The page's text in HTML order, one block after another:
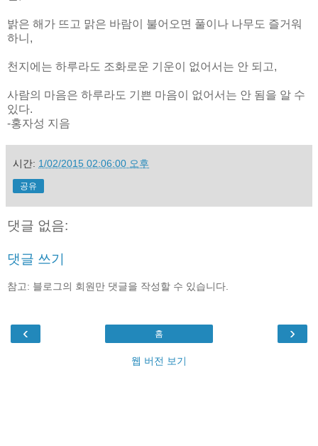
밝은 해가 뜨고 맑은 바람이 불어오면 풀이나 나무도 즐거워
하니,
천지에는 하루라도 조화로운 기운이 없어서는 안 되고,
사람의 마음은 하루라도 기쁜 마음이 없어서는 안 됨을 알 수
있다.
-홍자성 지음
시간: 1/02/2015 02:06:00 오후
공유
댓글 없음:
댓글 쓰기
참고: 블로그의 회원만 댓글을 작성할 수 있습니다.
‹ ›
홈
웹 버전 보기